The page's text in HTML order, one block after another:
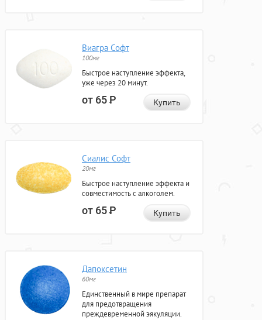
Виагра Софт
100мг
Быстрое наступление эффекта,
уже через 20 минут.
от 65Р Купить
Сиалис Софт
20мг
Быстрое наступление эффекта и
совместимость с алкоголем.
от 65Р Купить
Дапоксетин
60мг
Единственный в мире препарат
для предотвращения
преждевременной эякуляции.